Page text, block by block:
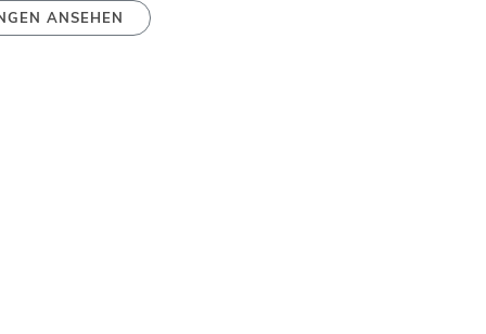
ANSEHEN